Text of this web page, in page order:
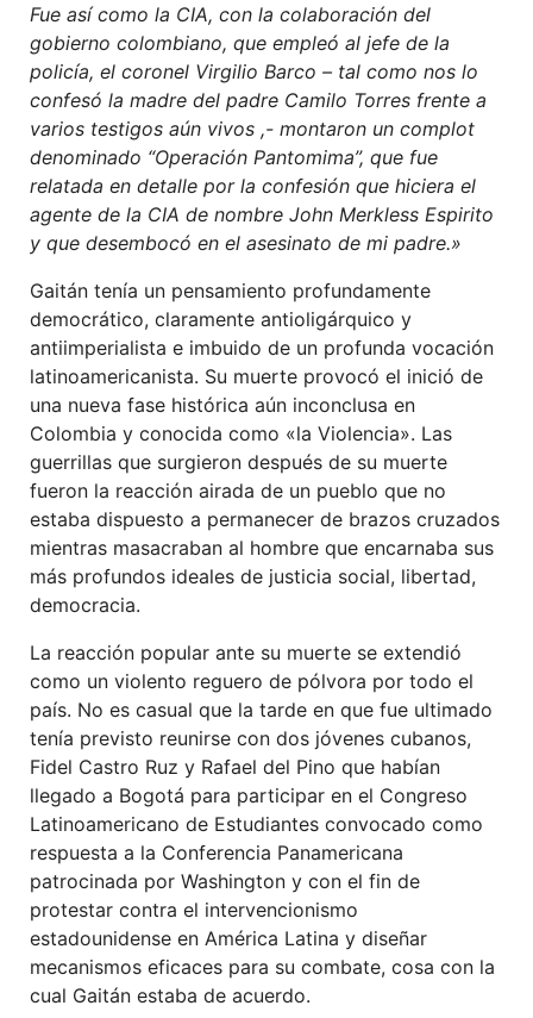
Fue así como la CIA, con la colaboración del
gobierno colombiano, que empleó al jefe de la
policía, el coronel Virgilio Barco – tal como nos lo
confesó la madre del padre Camilo Torres frente a
varios testigos aún vivos ,- montaron un complot
denominado “Operación Pantomima”, que fue
relatada en detalle por la confesión que hiciera el
agente de la CIA de nombre John Merkless Espirito
y que desembocó en el asesinato de mi padre.»
Gaitán tenía un pensamiento profundamente
democrático, claramente antioligárquico y
antiimperialista e imbuido de un profunda vocación
latinoamericanista. Su muerte provocó el inició de
una nueva fase histórica aún inconclusa en
Colombia y conocida como «la Violencia». Las
guerrillas que surgieron después de su muerte
fueron la reacción airada de un pueblo que no
estaba dispuesto a permanecer de brazos cruzados
mientras masacraban al hombre que encarnaba sus
más profundos ideales de justicia social, libertad,
democracia.
La reacción popular ante su muerte se extendió
como un violento reguero de pólvora por todo el
país. No es casual que la tarde en que fue ultimado
tenía previsto reunirse con dos jóvenes cubanos,
Fidel Castro Ruz y Rafael del Pino que habían
llegado a Bogotá para participar en el Congreso
Latinoamericano de Estudiantes convocado como
respuesta a la Conferencia Panamericana
patrocinada por Washington y con el fin de
protestar contra el intervencionismo
estadounidense en América Latina y diseñar
mecanismos eficaces para su combate, cosa con la
cual Gaitán estaba de acuerdo.